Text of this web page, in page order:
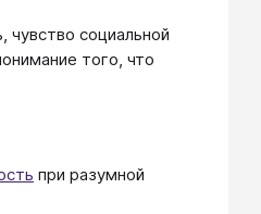
чувство социальной
того, что
при разумной